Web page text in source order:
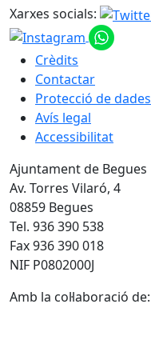
Xarxes socials:
Crèdits
Contactar
Protecció de dades
Avís legal
Accessibilitat
Ajuntament de Begues
Av. Torres Vilaró, 4
08859 Begues
Tel. 936 390 538
Fax 936 390 018
NIF P0802000J
Amb la col·laboració de: